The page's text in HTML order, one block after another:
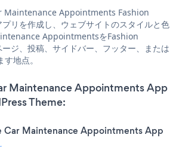
Maintenance Appointments Fashion
リを作成し、ウェブサイトのスタイルと色
AppointmentsをFashion
ジ、投稿、サイドバー、フッター、または
地点。
Maintenance Appointments App
Theme:
Car Maintenance Appointments App